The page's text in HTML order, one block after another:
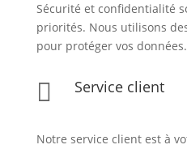
Sécurité et confidentialité
priorités. Nous utilisons
pour protéger vos données.
 Service client
Notre service client est à